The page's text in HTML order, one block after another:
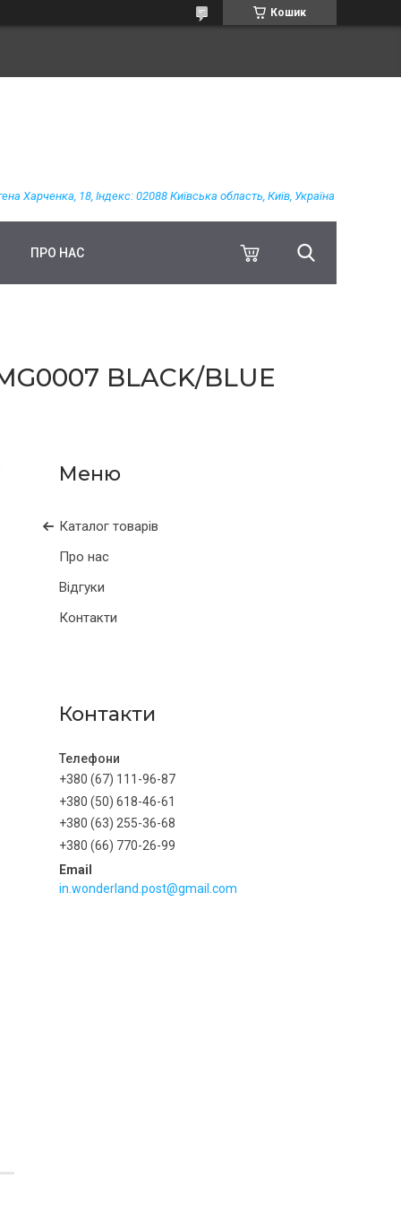
Кошик
Харченка, 18, Індекс: 02088 Київська область, Київ, Україна
ПРО НАС
BLACK/BLUE
Каталог товарів
Про нас
Відгуки
Контакти
Контакти
+380 (67) 111-96-87
+380 (50) 618-46-61
+380 (63) 255-36-68
+380 (66) 770-26-99
in.wonderland.post@gmail.com